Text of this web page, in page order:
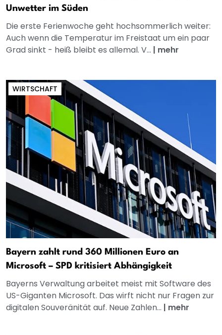
Unwetter im Süden
Die erste Ferienwoche geht hochsommerlich weiter:
Auch wenn die Temperatur im Freistaat um ein paar
Grad sinkt - heiß bleibt es allemal. V... | mehr
WIRTSCHAFT
Bayern zahlt rund 360 Millionen Euro an
Microsoft – SPD kritisiert Abhängigkeit
Bayerns Verwaltung arbeitet meist mit Software des
US-Giganten Microsoft. Das wirft nicht nur Fragen zur
digitalen Souveränität auf. Neue Zahlen... | mehr